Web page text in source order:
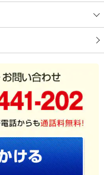
からのご意見を掲載しておりま